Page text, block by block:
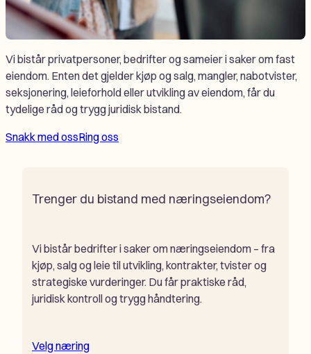
Vi bistår privatpersoner, bedrifter og sameier i saker om fast
eiendom. Enten det gjelder kjøp og salg, mangler, nabotvister,
seksjonering, leieforhold eller utvikling av eiendom, får du
tydelige råd og trygg juridisk bistand.
Snakk med ossRing oss
Trenger du bistand med næringseiendom?
Vi bistår bedrifter i saker om næringseiendom – fra
kjøp, salg og leie til utvikling, kontrakter, tvister og
strategiske vurderinger. Du får praktiske råd,
juridisk kontroll og trygg håndtering.
Velg næring